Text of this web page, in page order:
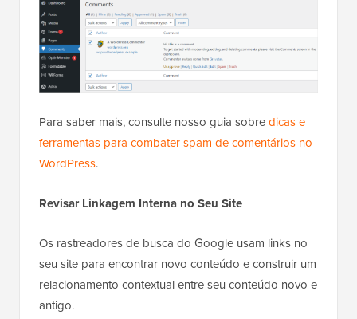
Para saber mais, consulte nosso guia sobredicas e
ferramentas para combater spam de comentários no
WordPress.
Revisar Linkagem Interna no Seu Site
Os rastreadores de busca do Google usam links no
seu site para encontrar novo conteúdo e construir um
relacionamento contextual entre seu conteúdo novo e
antigo.